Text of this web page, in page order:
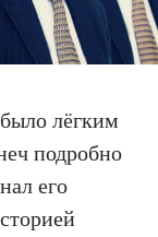
лёгким
подробно
его